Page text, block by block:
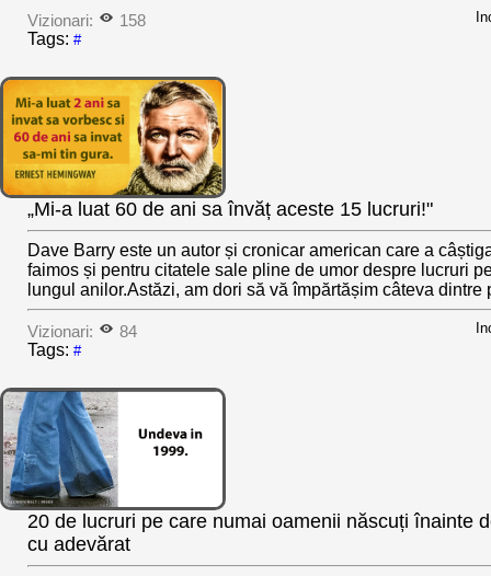
Vizionari: 158
Tags: #
„Mi-a luat 60 de ani sa învăț aceste 15 lucruri!"
Dave Barry este un autor și cronicar american care a
faimos și pentru citatele sale pline de umor despre lucruri
lungul anilor.Astăzi, am dori să vă împărtășim câteva dintre
Vizionari: 84
Tags: #
20 de lucruri pe care numai oamenii născuți înainte
cu adevărat